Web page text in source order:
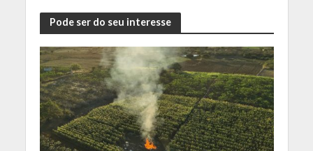
Pode ser do seu interesse